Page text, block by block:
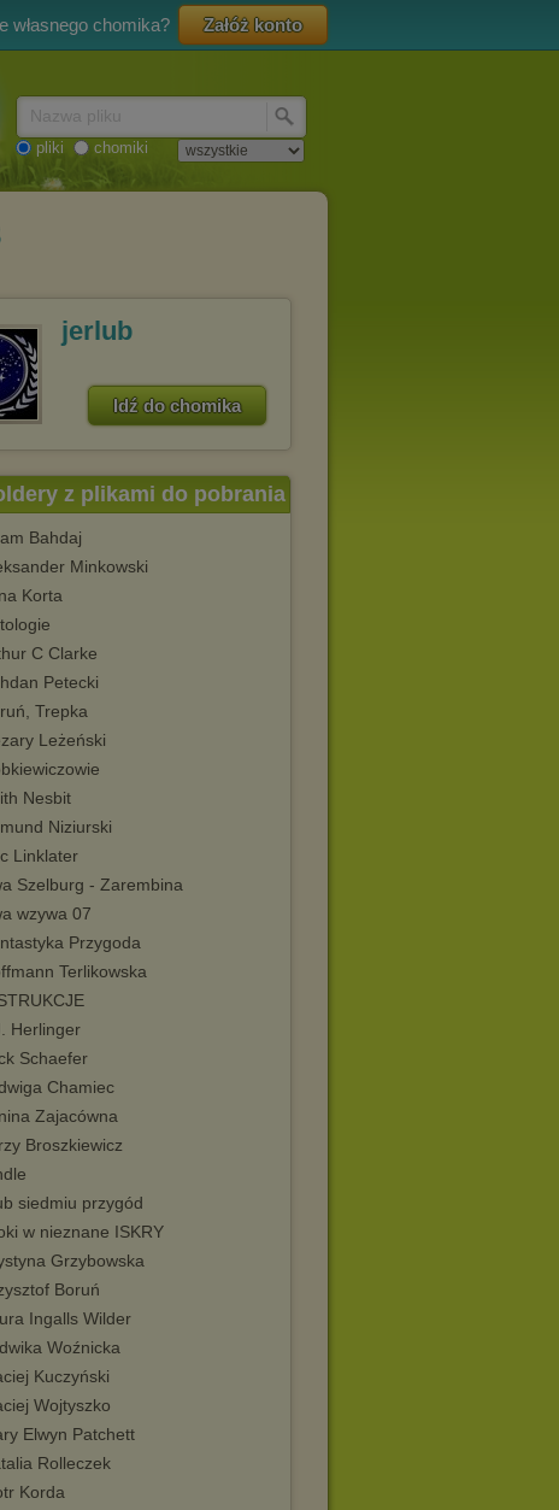
własnego chomika? Załóż konto
pliki chomiki
jerlub
Idź do chomika
z plikami do pobrania
Bahdaj
Minkowski
Korta
C Clarke
Petecki
Trepka
Leżeński
Nesbit
Niziurski
Linklater
Szelburg - Zarembina
wzywa 07
Przygoda
Terlikowska
Herlinger
Schaefer
Chamiec
Zajacówna
Broszkiewicz
siedmiu przygód
w nieznane ISKRY
Grzybowska
Boruń
Ingalls Wilder
Woźnicka
Kuczyński
Wojtyszko
Elwyn Patchett
Rolleczek
Korda